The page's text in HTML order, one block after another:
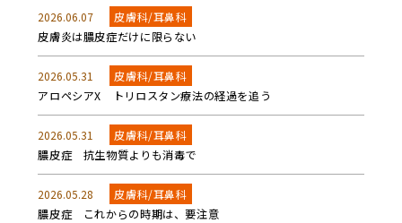
2026.06.07 皮膚科/耳鼻科
皮膚炎は膿皮症だけに限らない
2026.05.31 皮膚科/耳鼻科
アロペシアX トリロスタン療法の経過を追う
2026.05.31 皮膚科/耳鼻科
膿皮症 抗生物質よりも消毒で
2026.05.28 皮膚科/耳鼻科
膿皮症 これからの時期は、要注意